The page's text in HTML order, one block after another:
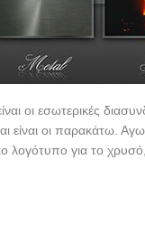
οι εσωτερικές
είναι οι παρακάτω.
λογότυπο για το χρυσό,